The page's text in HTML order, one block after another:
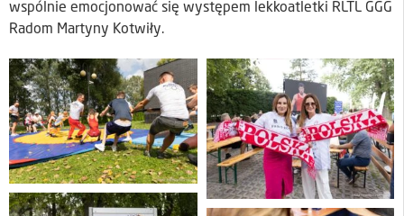
wspólnie emocjonować się występem lekkoatletki RLTL GGG
Radom Martyny Kotwiły.